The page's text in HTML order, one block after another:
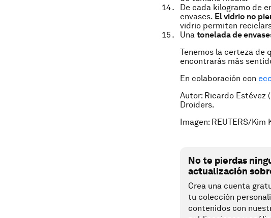
De cada kilogramo de
envases. El vidrio no
vidrio permiten
Una tonelada de
Tenemos la certeza de
encontrarás más
En colaboración con
Autor: Ricardo Estévez
Droiders.
Imagen: REUTERS/Kim
No te pierdas
actualización
Crea una cuenta
tu colección
contenidos con